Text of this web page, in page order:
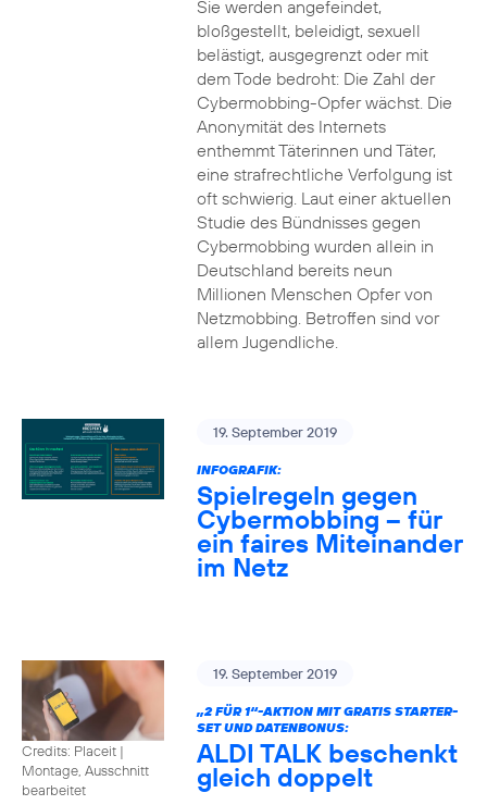
Sie werden angefeindet,
bloßgestellt, beleidigt, sexuell
belästigt, ausgegrenzt oder mit
dem Tode bedroht: Die Zahl der
Cybermobbing-Opfer wächst. Die
Anonymität des Internets
enthemmt Täterinnen und Täter,
eine strafrechtliche Verfolgung ist
oft schwierig. Laut einer aktuellen
Studie des Bündnisses gegen
Cybermobbing wurden allein in
Deutschland bereits neun
Millionen Menschen Opfer von
Netzmobbing. Betroffen sind vor
allem Jugendliche.
19. September 2019
INFOGRAFIK:
Spielregeln gegen
Cybermobbing – für
ein faires Miteinander
im Netz
Credits: Placeit |
Montage, Ausschnitt
bearbeitet
19. September 2019
„2 FÜR 1“-AKTION MIT GRATIS STARTER-
SET UND DATENBONUS:
ALDI TALK beschenkt
gleich doppelt